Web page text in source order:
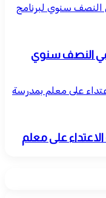
النصف سنوي لبرنامج
النصف سنوي
على معلم بمدرسة
الاعتداء على معلم